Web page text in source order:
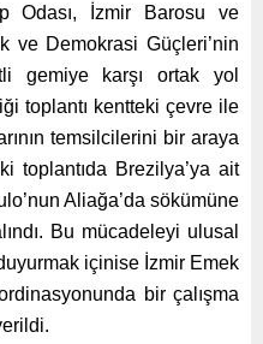
Odası, İzmir Barosu ve
ve Demokrasi Güçleri’nin
gemiye karşı ortak yol
toplantı kentteki çevre ile
temsilcilerini bir araya
toplantıda Brezilya’ya ait
Aliağa’da sökümüne
Bu mücadeleyi ulusal
içinise İzmir Emek
bir çalışma